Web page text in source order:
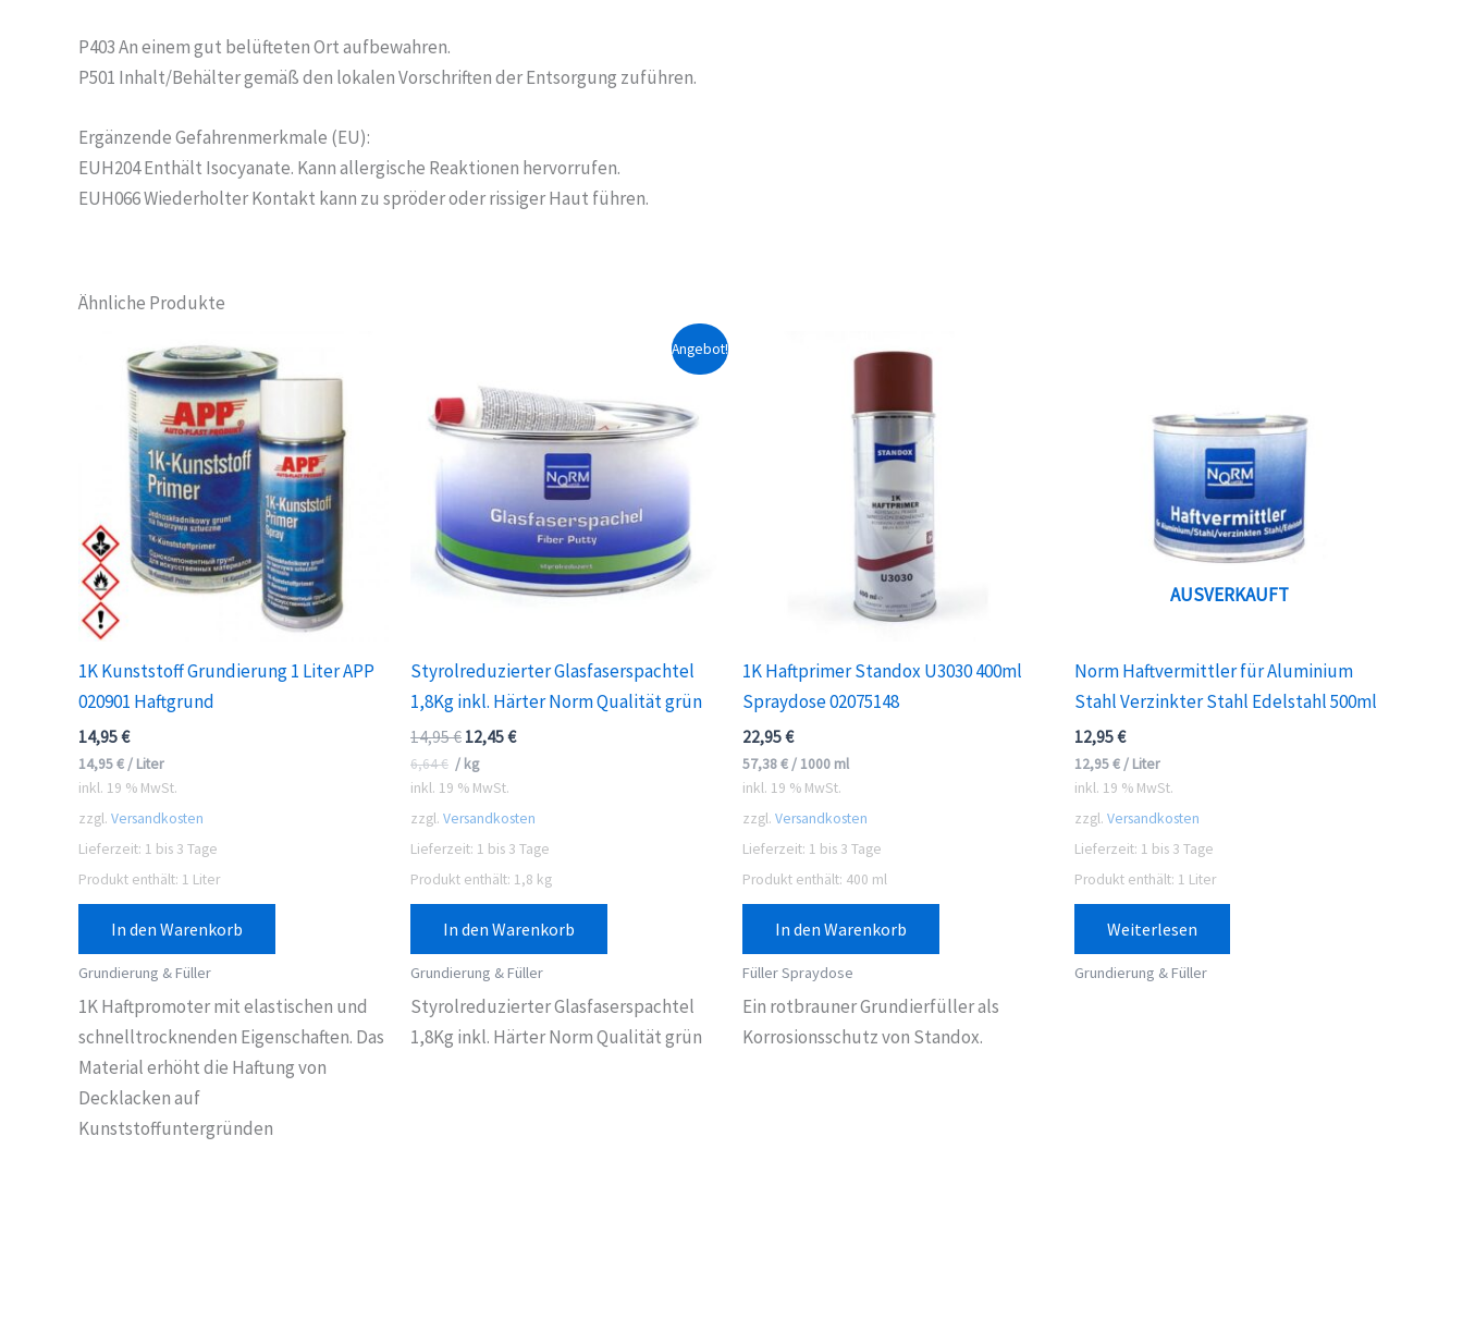
P403 An einem gut belüfteten Ort aufbewahren.
P501 Inhalt/Behälter gemäß den lokalen Vorschriften der Entsorgung zuführen.
Ergänzende Gefahrenmerkmale (EU):
EUH204 Enthält Isocyanate. Kann allergische Reaktionen hervorrufen.
EUH066 Wiederholter Kontakt kann zu spröder oder rissiger Haut führen.
Ähnliche Produkte
1K Kunststoff Grundierung 1 Liter APP
020901 Haftgrund
14,95€
14,95€ / Liter
inkl. 19 % MwSt.
zzgl. Versandkosten
Lieferzeit: 1 bis 3 Tage
Produkt enthält: 1 Liter
In den Warenkorb
Grundierung & Füller
1K Haftpromoter mit elastischen und
schnelltrocknenden Eigenschaften. Das
Material erhöht die Haftung von
Decklacken auf
Kunststoffuntergründen
Angebot!
Styrolreduzierter Glasfaserspachtel
1,8Kg inkl. Härter Norm Qualität grün
14,95€ Ursprünglicher
Preis
war:
14,95 €
12,45€Aktueller
6,64€ / kg
inkl. 19 % MwSt.
zzgl. Versandkosten
Lieferzeit: 1 bis 3 Tage
Produkt enthält: 1,8 kg
In den Warenkorb
Grundierung & Füller
Styrolreduzierter Glasfaserspachtel
1,8Kg inkl. Härter Norm Qualität grün
1K Haftprimer Standox U3030 400ml
Spraydose 02075148
22,95€
57,38€ / 1000 ml
inkl. 19 % MwSt.
zzgl. Versandkosten
Lieferzeit: 1 bis 3 Tage
Produkt enthält: 400 ml
In den Warenkorb
Füller Spraydose
Ein rotbrauner Grundierfüller als
Korrosionsschutz von Standox.
AUSVERKAUFT
Norm Haftvermittler für Aluminium
Stahl Verzinkter Stahl Edelstahl 500ml
12,95€
12,95€ / Liter
inkl. 19 % MwSt.
zzgl. Versandkosten
Lieferzeit: 1 bis 3 Tage
Produkt enthält: 1 Liter
Weiterlesen
Grundierung & Füller